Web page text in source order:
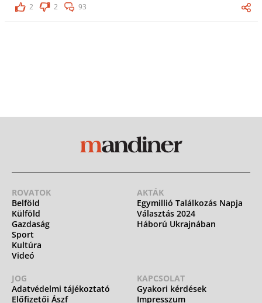
2
2 93
ROVATOK
Belföld
Külföld
Gazdaság
Sport
Kultúra
Videó
AKTÁK
Egymillió Találkozás Napja
Választás 2024
Háború Ukrajnában
JOG
Adatvédelmi tájékoztató
Előfizetői Ászf
KAPCSOLAT
Gyakori kérdések
Impresszum